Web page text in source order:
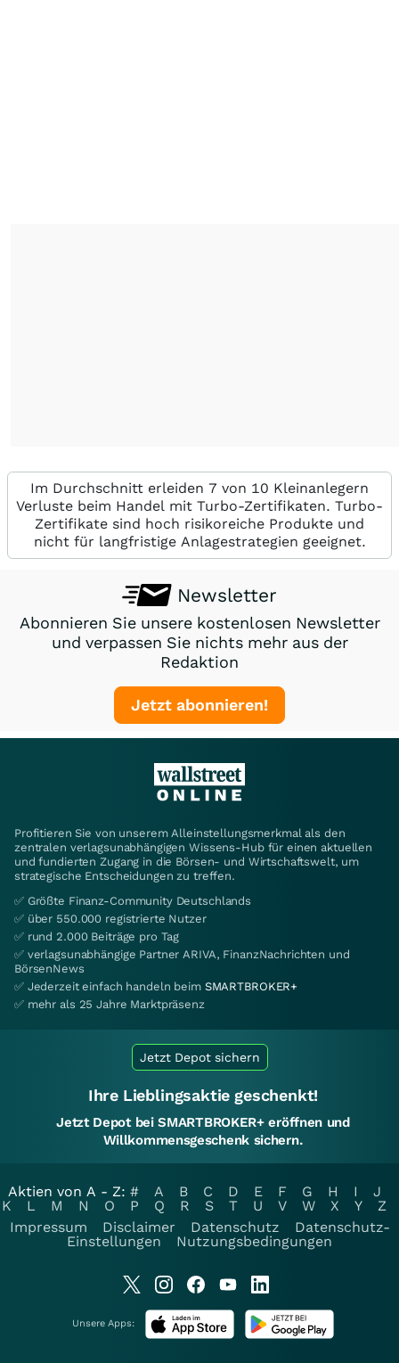
Im Durchschnitt erleiden 7 von 10 Kleinanlegern
Verluste beim Handel mit Turbo-Zertifikaten. Turbo-
Zertifikate sind hoch risikoreiche Produkte und
nicht für langfristige Anlagestrategien geeignet.
Newsletter
Abonnieren Sie unsere kostenlosen Newsletter
und verpassen Sie nichts mehr aus der
Redaktion
Jetzt abonnieren!
Profitieren Sie von unserem Alleinstellungsmerkmal als den
zentralen verlagsunabhängigen Wissens-Hub für einen aktuellen
und fundierten Zugang in die Börsen- und Wirtschaftswelt, um
strategische Entscheidungen zu treffen.
✅ Größte Finanz-Community Deutschlands
✅ über 550.000 registrierte Nutzer
✅ rund 2.000 Beiträge pro Tag
✅ verlagsunabhängige Partner ARIVA, FinanzNachrichten und
BörsenNews
✅ Jederzeit einfach handeln beim SMARTBROKER+
✅ mehr als 25 Jahre Marktpräsenz
Jetzt Depot sichern
Ihre Lieblingsaktie geschenkt!
Jetzt Depot bei SMARTBROKER+ eröffnen und
Willkommensgeschenk sichern.
Aktien von A - Z: # A B C D E F G H I
J
K
L M N O P Q R S T U V W X Y
Z
Impressum
Disclaimer Datenschutz
Datenschutz-
Einstellungen
Nutzungsbedingungen
Unsere Apps: